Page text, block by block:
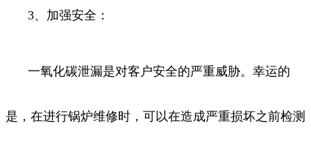
3、加强安全：
一氧化碳泄漏是对客户安全的严重威胁。幸运的
是，在进行锅炉维修时，可以在造成严重损坏之前检测